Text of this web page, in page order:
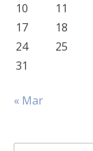
10
11
17
18
24
25
31
« Mar